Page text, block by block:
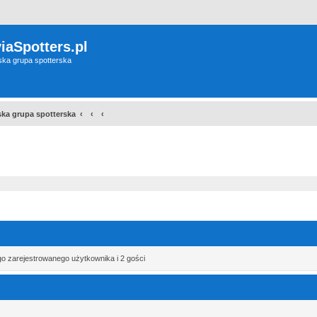
grupa spotterska
grupa spotterska
zarejestrowanego użytkownika i 2 gości